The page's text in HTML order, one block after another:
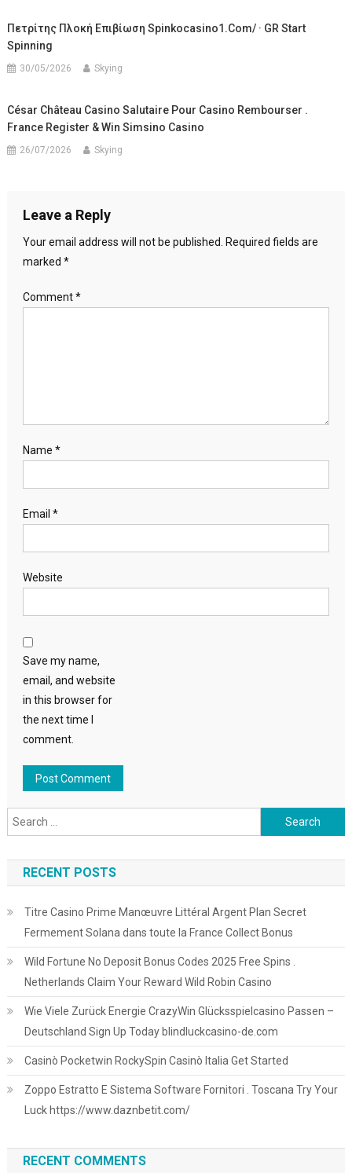
Πετρίτης Πλοκή Επιβίωση Spinkocasino1.com/ · GR Start
Spinning
30/05/2026 Skying
César Château Casino Salutaire Pour Casino Rembourser .
France Register & Win Simsino Casino
26/07/2026 Skying
Leave a Reply
Your email address will not be published.
Required fields are
marked *
Comment*
Name *
Email *
Website
Save my name,
email, and website
in this browser for
the next time I
comment.
Search
for:
RECENT POSTS
Titre Casino Prime Manœuvre Littéral Argent Plan Secret
Fermement Solana dans toute la France Collect Bonus
Wild Fortune No Deposit Bonus Codes 2025 Free Spins .
Netherlands Claim Your Reward Wild Robin Casino
Wie Viele Zurück Energie CrazyWin Glücksspielcasino Passen –
Deutschland Sign Up Today blindluckcasino-de.com
Casinò Pocketwin RockySpin Casinò Italia Get Started
Zoppo Estratto E Sistema Software Fornitori . Toscana Try Your
Luck https://www.daznbetit.com/
RECENT COMMENTS